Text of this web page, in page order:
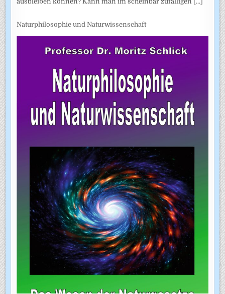
Naturphilosophie und Naturwissenschaft